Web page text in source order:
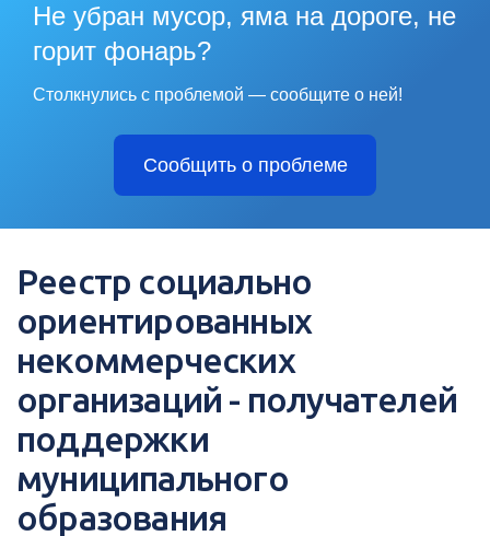
Не убран мусор, яма на дороге, не
горит фонарь?
Столкнулись с проблемой — сообщите о ней!
Сообщить о проблеме
Реестр социально
ориентированных
некоммерческих
организаций - получателей
поддержки
муниципального
образования